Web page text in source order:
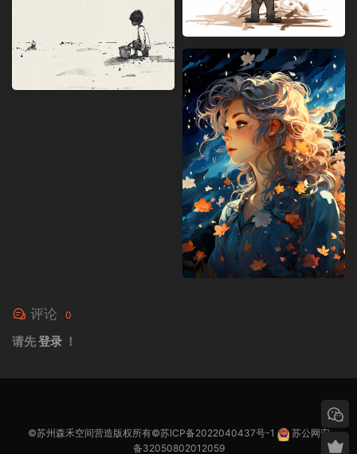
评论 0
请先登录 ！
©苏州森禾空间营造版权所有©苏ICP备2022040437号-1
苏公网安
备32050802012059